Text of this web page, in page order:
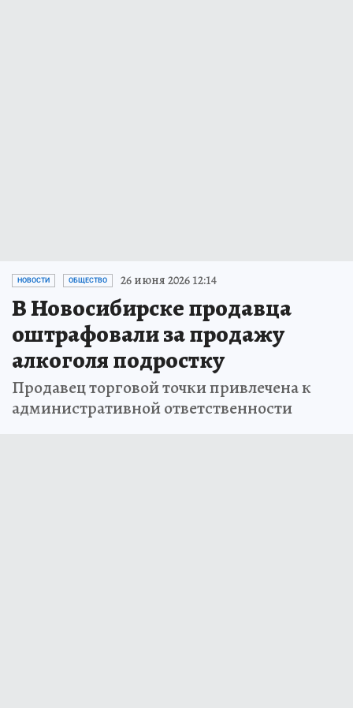
НОВОСТИ ОБЩЕСТВО 26 июня 2026 12:14
В Новосибирске продавца
оштрафовали за продажу
алкоголя подростку
Продавец торговой точки привлечена к
административной ответственности